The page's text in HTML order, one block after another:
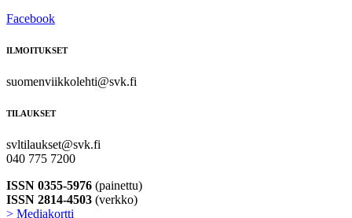
Facebook
ILMOITUKSET
suomenviikkolehti@svk.fi
TILAUKSET
svltilaukset@svk.fi
040 775 7200
ISSN 0355-5976 (painettu)
ISSN 2814-4503 (verkko)
> Mediakortti